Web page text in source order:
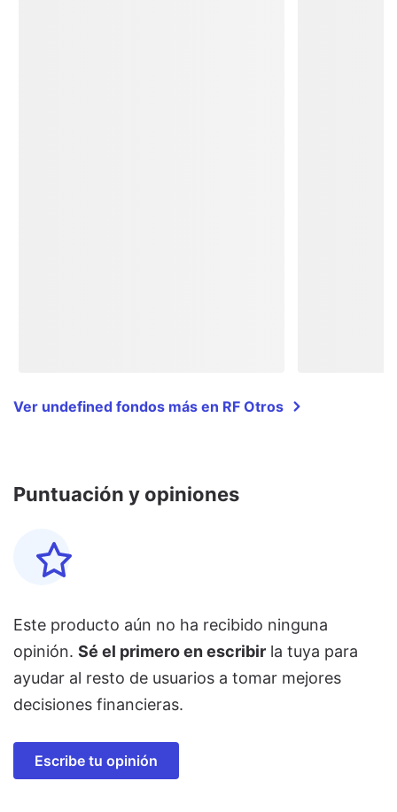
Ver undefined fondos más en RF Otros
Puntuación y opiniones
Este producto aún no ha recibido ninguna
opinión. Sé el primero en escribir la tuya para
ayudar al resto de usuarios a tomar mejores
decisiones financieras.
Escribe tu opinión